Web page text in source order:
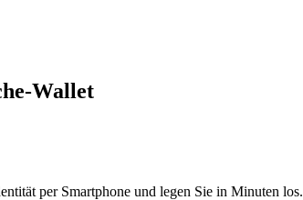
Wallet
per Smartphone und legen Sie in Minuten los.